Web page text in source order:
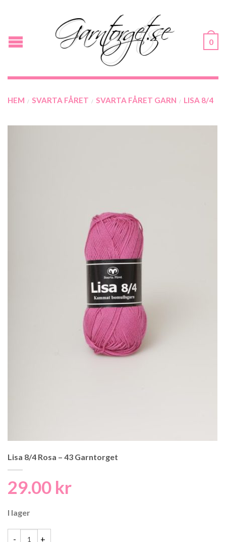
0
HEM / SVARTA FÅRET / SVARTA FÅRET GARN / LISA 8/4
Lisa 8/4 Rosa – 43 Garntorget
29.00 kr
I lager